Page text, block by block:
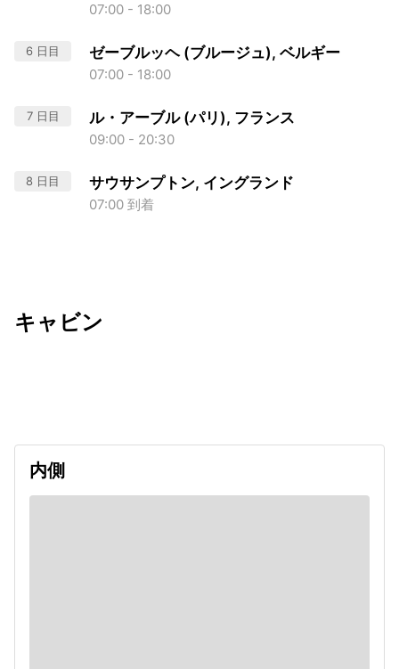
07:00 - 18:00
6 日目 ゼーブルッヘ (ブルージュ), ベルギー
07:00 - 18:00
7 日目 ル・アーブル (パリ), フランス
09:00 - 20:30
8 日目 サウサンプトン, イングランド
07:00 到着
キャビン
内側